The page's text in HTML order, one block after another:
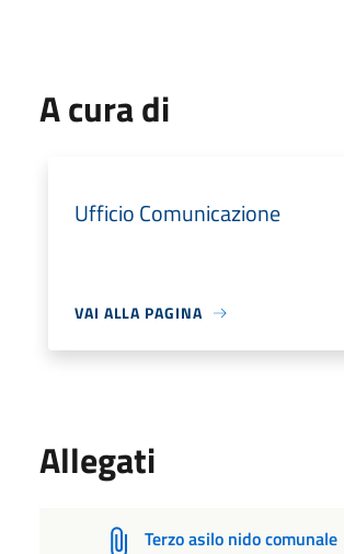
A cura di
Ufficio Comunicazione
VAI ALLA PAGINA
Allegati
Terzo asilo nido comunale